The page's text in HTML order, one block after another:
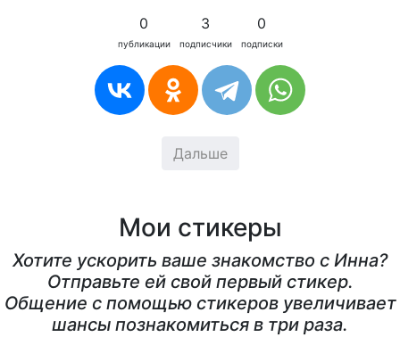
0
публикации
3
подписчики
0
подписки
Дальше
Мои стикеры
Хотите ускорить ваше знакомство с Инна?
Отправьте ей свой первый стикер.
Общение с помощью стикеров увеличивает
шансы познакомиться в три раза.